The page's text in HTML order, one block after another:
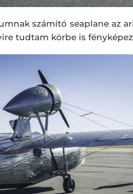
számító seaplane az
tudtam körbe is